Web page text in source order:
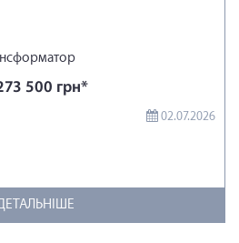
500 грн*
02.07.2026